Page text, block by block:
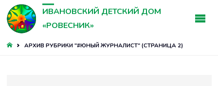
ИВАНОВСКИЙ ДЕТСКИЙ ДОМ
«РОВЕСНИК»
ГЛАВНАЯ
АРХИВ РУБРИКИ "#ЮНЫЙ ЖУРНАЛИСТ"(СТРАНИЦА 2)